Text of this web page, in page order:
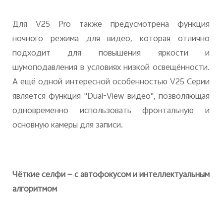
Для V25 Pro также предусмотрена функция
ночного режима для видео, которая отлично
подходит для повышения яркости и
шумоподавления в условиях низкой освещённости.
А ещё одной интересной особенностью V25 Серии
является функция "Dual-View видео", позволяющая
одновременно использовать фронтальную и
основную камеры для записи.
Чёткие селфи — с автофокусом и интеллектуальным
алгоритмом